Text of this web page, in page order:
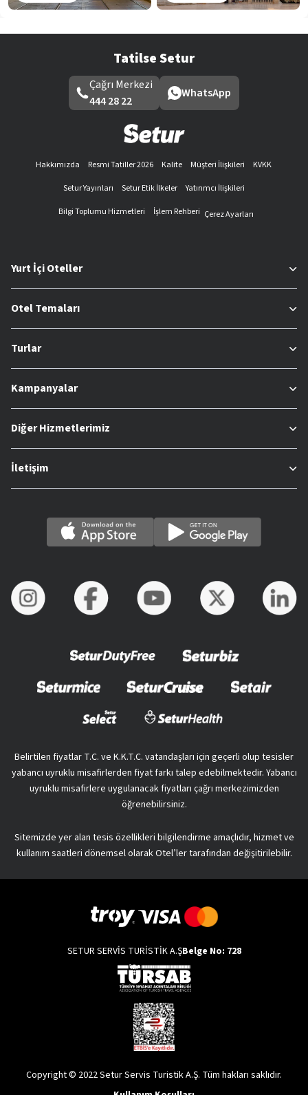
Tatilse Setur
Çağrı Merkezi
444 28 22
WhatsApp
Hakkımızda Resmi Tatiller 2026 Kalite Müşteri İlişkileri
KVKK
Setur Yayınları
Setur Etik İlkeler
Yatırımcı İlişkileri
Bilgi Toplumu Hizmetleri
İşlem Rehberi Çerez Ayarları
Yurt İçi Oteller
Otel Temaları
Turlar
Kampanyalar
Diğer Hizmetlerimiz
İletişim
Belirtilen fiyatlar T.C. ve K.K.T.C. vatandaşları için geçerli olup tesisler
yabancı uyruklu misafirlerden fiyat farkı talep edebilmektedir. Yabancı
uyruklu misafirlere uygulanacak fiyatları çağrı merkezimizden
öğrenebilirsiniz.
Sitemizde yer alan tesis özellikleri bilgilendirme amaçlıdır, hizmet ve
kullanım saatleri dönemsel olarak Otel’ler tarafından değişitirilebilir.
SETUR SERVİS TURİSTİK A.ŞBelge No: 728
Copyright © 2022 Setur Servis Turistik A.Ş. Tüm hakları saklıdır.